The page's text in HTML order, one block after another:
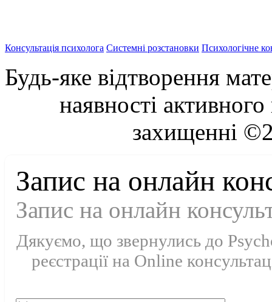
Консультація психолога Системні розстановки Психологічне
Будь-яке відтворення
наявності
захищенні
Запис на онлайн
Запис на онлайн
Дякуємо, що звернулись до
реєстрації на Online